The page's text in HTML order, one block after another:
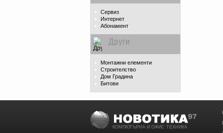
Сервиз
Интернет
Абонамент
Други
Монтажни елементи
Строителство
Дом Градина
Битови
КОМПЮТЪРНА И ОФИС ТЕХНИКА